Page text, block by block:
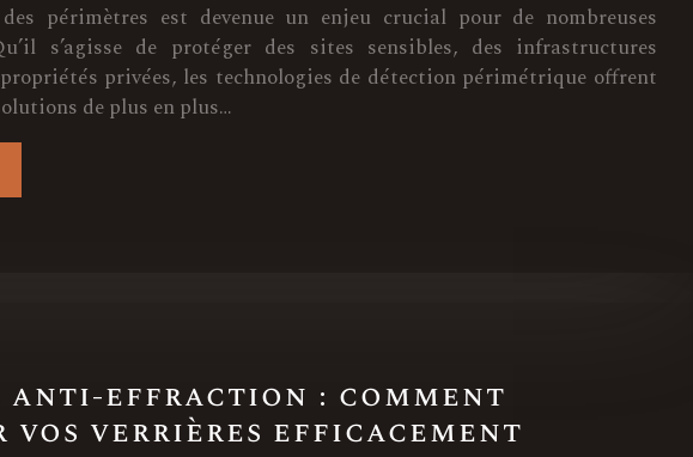
périmètres est devenue un enjeu crucial pour de nombreuses
s’agisse de protéger des sites sensibles, des infrastructures
privées, les technologies de détection périmétrique offrent
de plus en plus…
anti-effraction : comment
vos verrières efficacement